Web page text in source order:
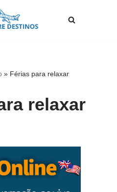
» Férias para relaxar
relaxar